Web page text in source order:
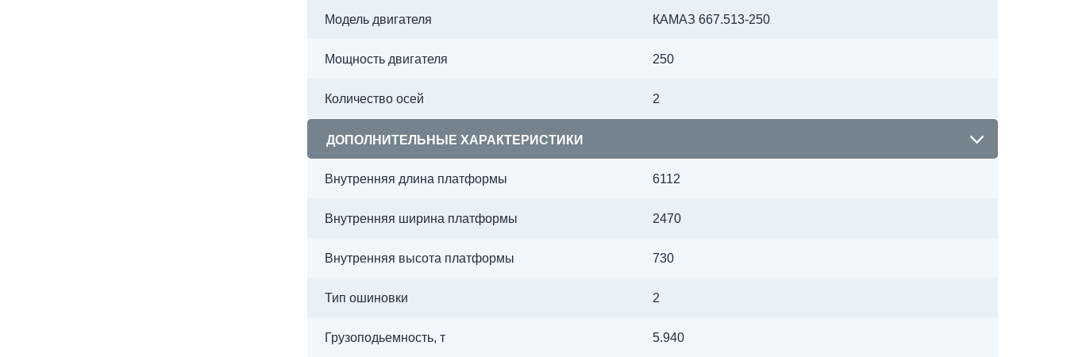
Модель двигателя КАМАЗ 667.513-250
Мощность двигателя 250
Количество осей 2
ДОПОЛНИТЕЛЬНЫЕ ХАРАКТЕРИСТИКИ
Внутренняя длина платформы 6112
Внутренняя ширина платформы 2470
Внутренняя высота платформы 730
Тип ошиновки 2
Грузоподьемность, т 5.940